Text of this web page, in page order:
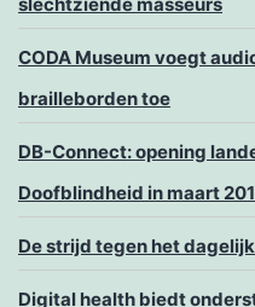
slechtziende masseurs
CODA Museum voegt
brailleborden toe
DB-Connect: opening
Doofblindheid in maart
De strijd tegen het
Digital health biedt